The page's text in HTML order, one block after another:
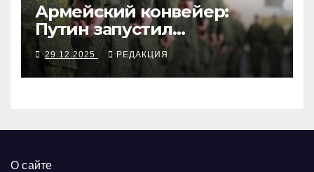
Армейский конвейер:
Путин запустил
круглогодичный призыв
29.12.2025 РЕДАКЦИЯ
О сайте